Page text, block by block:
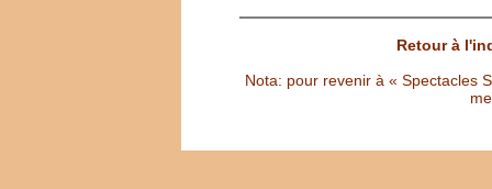
Retour à
Nota: pour revenir à « Spectacles